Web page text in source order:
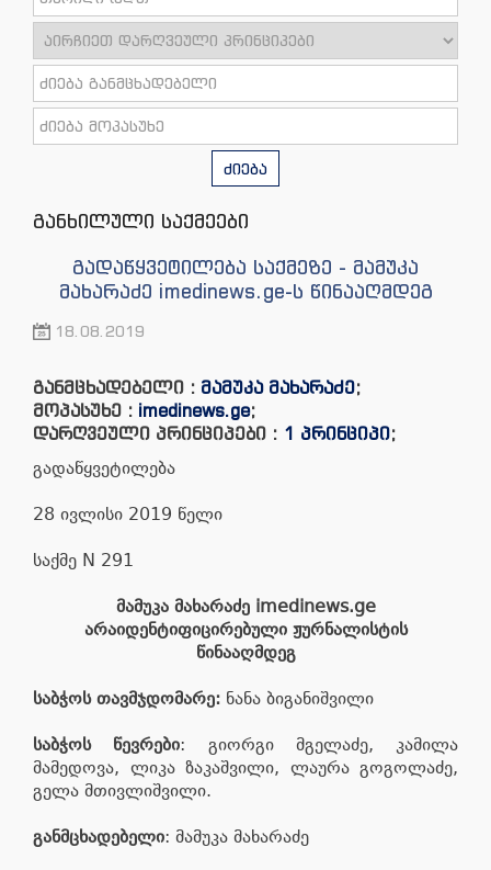
ძიება
განხილული საქმეები
გადაწყვეტილება საქმეზე - მამუკა
მახარაძე imedinews.ge-ს წინააღმდეგ
18.08.2019
განმცხადებელი : მამუკა მახარაძე;
მოპასუხე : imedinews.ge;
დარღვეული პრინციპები : 1 პრინციპი;
გადაწყვეტილება
28 ივლისი 2019 წელი
საქმე N 291
მამუკა მახარაძე imedinews.ge
არაიდენტიფიცირებული ჟურნალისტის
წინააღმდეგ
საბჭოს თავმჯდომარე: ნანა ბიგანიშვილი
საბჭოს წევრები: გიორგი მგელაძე, კამილა
მამედოვა, ლიკა ზაკაშვილი, ლაურა გოგოლაძე,
გელა მთივლიშვილი.
განმცხადებელი: მამუკა მახარაძე